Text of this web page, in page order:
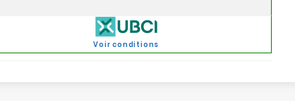
Voir conditions